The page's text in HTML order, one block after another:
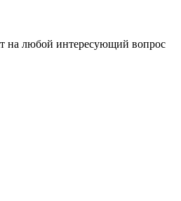
на любой интересующий вопрос